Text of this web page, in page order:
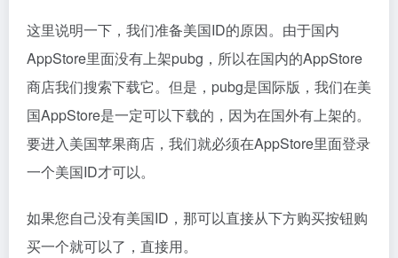
这里说明一下，我们准备美国ID的原因。由于国内
AppStore里面没有上架pubg，所以在国内的AppStore
商店我们搜索下载它。但是，pubg是国际版，我们在美
国AppStore是一定可以下载的，因为在国外有上架的。
要进入美国苹果商店，我们就必须在AppStore里面登录
一个美国ID才可以。
如果您自己没有美国ID，那可以直接从下方购买按钮购
买一个就可以了，直接用。